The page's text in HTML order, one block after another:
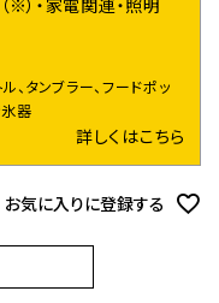
※）・家電関連・照明
、タンブラー、フードポッ
氷器
詳しくはこちら
お気に入りに登録する